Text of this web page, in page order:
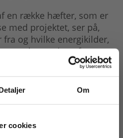
Om
cookies
en række hæfter, som er
med projektet, ser på,
og hvilke energikilder,
beregning af
typer af
masterclasses mm.